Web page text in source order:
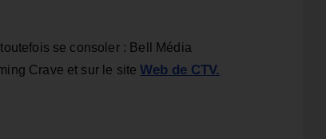
se consoler : Bell Média
Crave et sur le siteWeb de CTV.